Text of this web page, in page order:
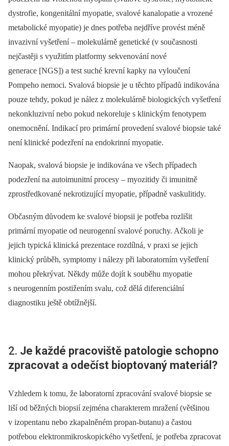
dystrofie, kongenitální myopatie, svalové kanalopatie a vrozené
metabolické myopatie) je dnes potřeba nejdříve provést méně
invazivní vyšetření –⁠ molekulárně genetické (v současnosti
nejčastěji s využitím platformy sekvenování nové
generace [NGS]) a test suché krevní kapky na vyloučení
Pompeho nemoci. Svalová biopsie je u těchto případů indikována
pouze tehdy, pokud je nález z molekulárně biologických vyšetření
nekonkluzivní nebo pokud nekoreluje s klinickým fenotypem
onemocnění. Indikací pro primární provedení svalové biopsie také
není klinické podezření na endokrinní myopatie.
Naopak, svalová biopsie je indikována ve všech případech
podezření na autoimunitní procesy –⁠ myozitidy či imunitně
zprostředkované nekrotizující myopatie, případně vaskulitidy.
Občasným důvodem ke svalové biopsii je potřeba rozlišit
primární myopatie od neurogenní svalové poruchy. Ačkoli je
jejich typická klinická prezentace rozdílná, v praxi se jejich
klinický průběh, symptomy i nálezy při laboratorním vyšetření
mohou překrývat. Někdy může dojít k souběhu myopatie
s neurogenním postižením svalu, což dělá diferenciální
diagnostiku ještě obtížnější.
2. Je každé pracoviště patologie schopno
zpracovat a odečíst bioptovaný materiál?
Vzhledem k tomu, že laboratorní zpracování svalové biopsie se
liší od běžných biopsií zejména charakterem mražení (většinou
v izopentanu nebo zkapalněném propan-butanu) a častou
potřebou elektronmikroskopického vyšetření, je potřeba zpracovat